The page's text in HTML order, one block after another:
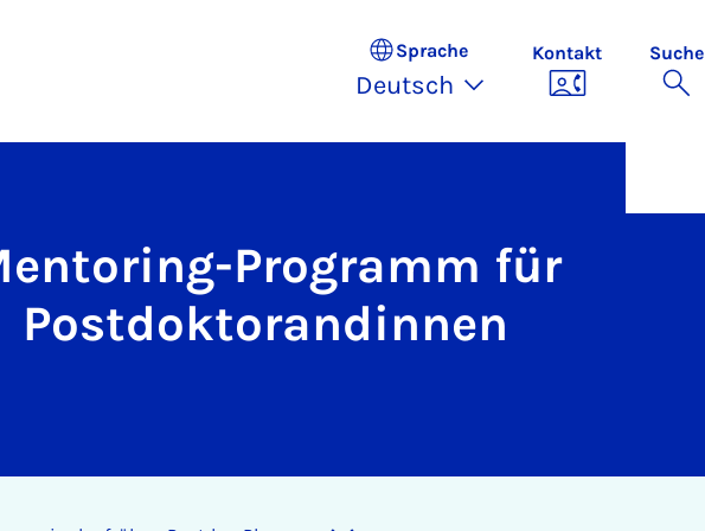
Sprache
Deutsch
Kontakt Suche
Programm für
Postdoktorandinnen